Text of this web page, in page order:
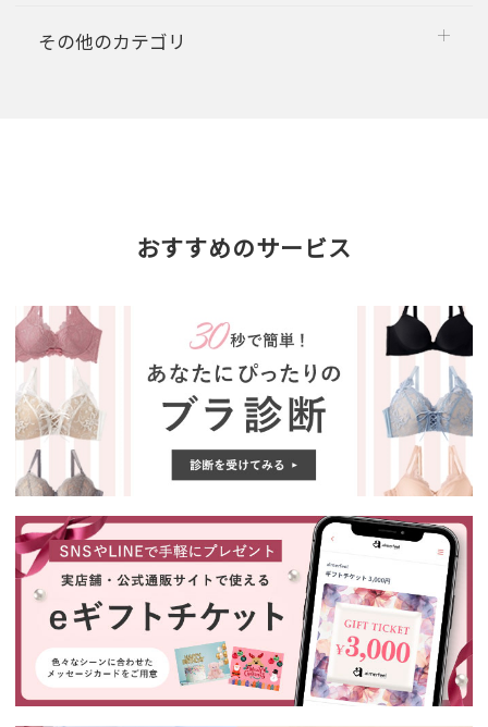
その他のカテゴリ
おすすめのサービス